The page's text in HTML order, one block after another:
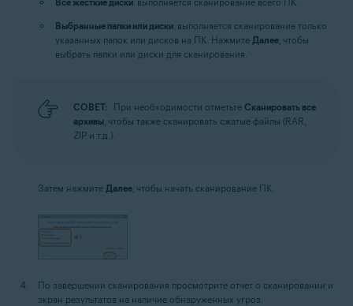
Выбранные папки или диски: выполняется сканирование только
указанных папок или дисков на ПК. Нажмите Далее , чтобы
выбрать папки или диски для сканирования.
СОВЕТ: При необходимости отметьте Сканировать все
архивы , чтобы также сканировать сжатые файлы (RAR,
ZIP и т.д.).
Затем нажмите Далее , чтобы начать сканирование ПК.
По завершении сканирования просмотрите отчет о сканировании и
экран результатов на наличие обнаруженных угроз.